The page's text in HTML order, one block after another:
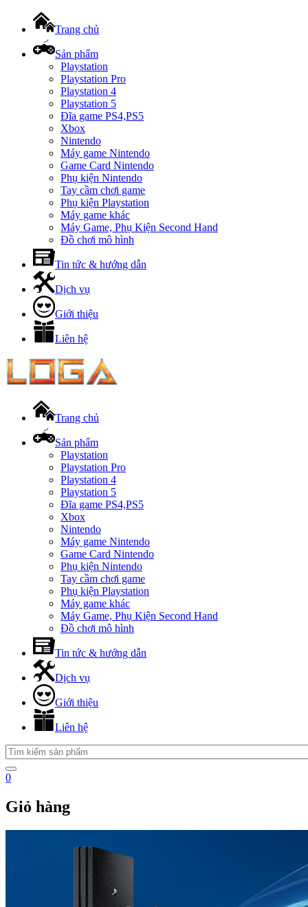
Trang chủ
Sản phẩm
Playstation
Playstation Pro
Playstation 4
Playstation 5
Đĩa game PS4,PS5
Xbox
Nintendo
Máy game Nintendo
Game Card Nintendo
Phụ kiện Nintendo
Tay cầm chơi game
Phụ kiện Playstation
Máy game khác
Máy Game, Phụ Kiện Second Hand
Đồ chơi mô hình
Tin tức & hướng dẫn
Dịch vụ
Giới thiệu
Liên hệ
Trang chủ
Sản phẩm
Playstation
Playstation Pro
Playstation 4
Playstation 5
Đĩa game PS4,PS5
Xbox
Nintendo
Máy game Nintendo
Game Card Nintendo
Phụ kiện Nintendo
Tay cầm chơi game
Phụ kiện Playstation
Máy game khác
Máy Game, Phụ Kiện Second Hand
Đồ chơi mô hình
Tin tức & hướng dẫn
Dịch vụ
Giới thiệu
Liên hệ
0
Giỏ hàng